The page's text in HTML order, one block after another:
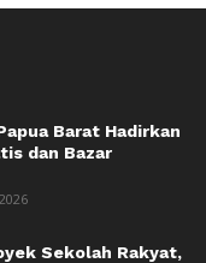
Barat Hadirkan
dan Bazar
Sekolah Rakyat,